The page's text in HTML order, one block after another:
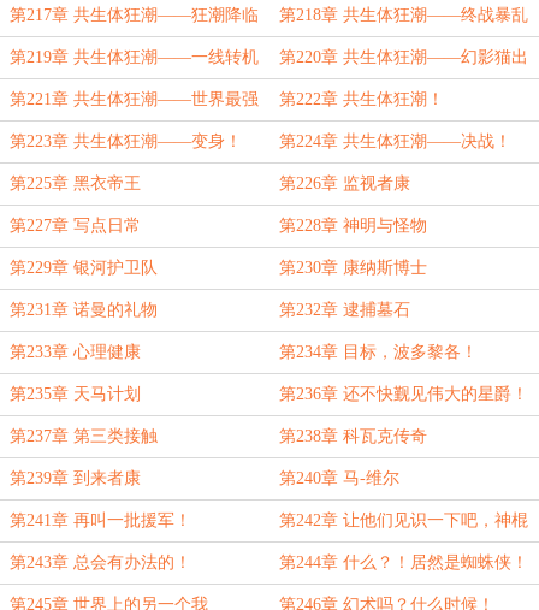
（月末求月票）
第217章 共生体狂潮——狂潮降临 第218章 共生体狂潮——终战暴乱
第219章 共生体狂潮——一线转机 第220章 共生体狂潮——幻影猫出
没！
第221章 共生体狂潮——世界最强
英雄
第222章 共生体狂潮！
第223章 共生体狂潮——变身！ 第224章 共生体狂潮——决战！
第225章 黑衣帝王 第226章 监视者康
第227章 写点日常 第228章 神明与怪物
第229章 银河护卫队 第230章 康纳斯博士
第231章 诺曼的礼物 第232章 逮捕墓石
第233章 心理健康 第234章 目标，波多黎各！
第235章 天马计划 第236章 还不快觐见伟大的星爵！
第237章 第三类接触 第238章 科瓦克传奇
第239章 到来者康 第240章 马-维尔
第241章 再叫一批援军！ 第242章 让他们见识一下吧，神棍
德！
第243章 总会有办法的！ 第244章 什么？！居然是蜘蛛侠！
第245章 世界上的另一个我 第246章 幻术吗？什么时候！